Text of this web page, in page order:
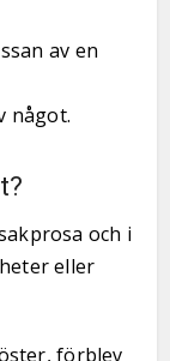
av en
något.
och i
eller
förblev